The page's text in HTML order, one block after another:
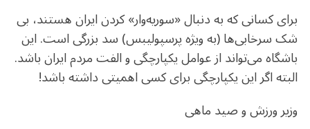
برای کسانی که به دنبال «سوریه‌وار» کردن ایران‌ هستند، بی
شک سرخابی‌ها (به ویژه پرسپولیبس) سد بزرگی است. این
باشگاه می‌تواند از عوامل یکپارچگی و الفت مردم ایران باشد.
البته اگر این یکپارچگی برای کسی اهمیتی داشته باشد!
وزیر ورزش و صید ماهی